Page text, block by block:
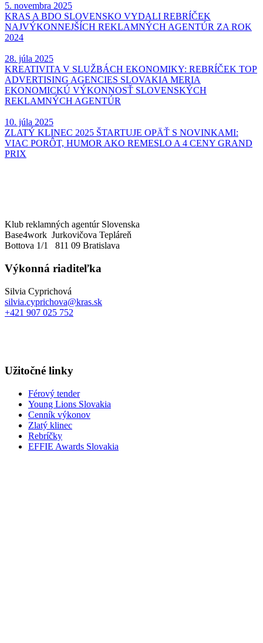
5. novembra 2025
KRAS A BDO SLOVENSKO VYDALI REBRÍČEK
NAJVÝKONNEJŠÍCH REKLAMNÝCH AGENTÚR ZA ROK
2024
28. júla 2025
KREATIVITA V SLUŽBÁCH EKONOMIKY: REBRÍČEK TOP
ADVERTISING AGENCIES SLOVAKIA MERIA
EKONOMICKÚ VÝKONNOSŤ SLOVENSKÝCH
REKLAMNÝCH AGENTÚR
10. júla 2025
ZLATÝ KLINEC 2025 ŠTARTUJE OPÄŤ S NOVINKAMI:
VIAC PORÔT, HUMOR AKO REMESLO A 4 CENY GRAND
PRIX
Klub reklamných agentúr Slovenska
Base4work Jurkovičova Tepláreň
Bottova 1/1 811 09 Bratislava
Výkonná riaditeľka
Silvia Cyprichová
silvia.cyprichova@kras.sk
+421 907 025 752
Užitočné linky
Férový tender
Young Lions Slovakia
Cenník výkonov
Zlatý klinec
Rebríčky
EFFIE Awards Slovakia